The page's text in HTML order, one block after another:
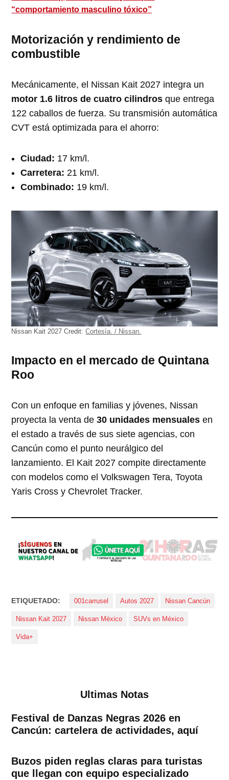
“comportamiento masculino tóxico”
Motorización y rendimiento de
combustible
Mecánicamente, el Nissan Kait 2027 integra un
motor 1.6 litros de cuatro cilindros que entrega
122 caballos de fuerza. Su transmisión automática
CVT está optimizada para el ahorro:
Ciudad: 17 km/l.
Carretera: 21 km/l.
Combinado: 19 km/l.
Nissan Kait 2027Credit: Cortesía. / Nissan.
Impacto en el mercado de Quintana
Roo
Con un enfoque en familias y jóvenes, Nissan
proyecta la venta de30 unidades mensuales en
el estado a través de sus siete agencias, con
Cancún como el punto neurálgico del
lanzamiento. El Kait 2027 compite directamente
con modelos como el Volkswagen Tera, Toyota
Yaris Cross y Chevrolet Tracker.
ETIQUETADO: 001carrusel Autos 2027 Nissan Cancún
Nissan Kait 2027 Nissan México SUVs en México
Vida+
Ultimas Notas
Festival de Danzas Negras 2026 en
Cancún: cartelera de actividades, aquí
Buzos piden reglas claras para turistas
que llegan con equipo especializado